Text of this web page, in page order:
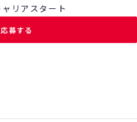
リアスタート
募する